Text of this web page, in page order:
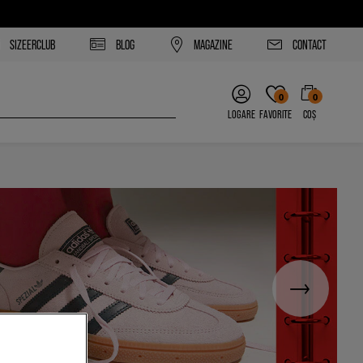
SIZEERCLUB BLOG MAGAZINE CONTACT
LOGARE
0
FAVORITE
0
COȘ